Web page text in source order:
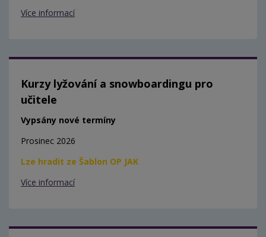
Více informací
Kurzy lyžování a snowboardingu pro
učitele
Vypsány nové termíny
Prosinec 2026
Lze hradit ze Šablon OP JAK
Více informací